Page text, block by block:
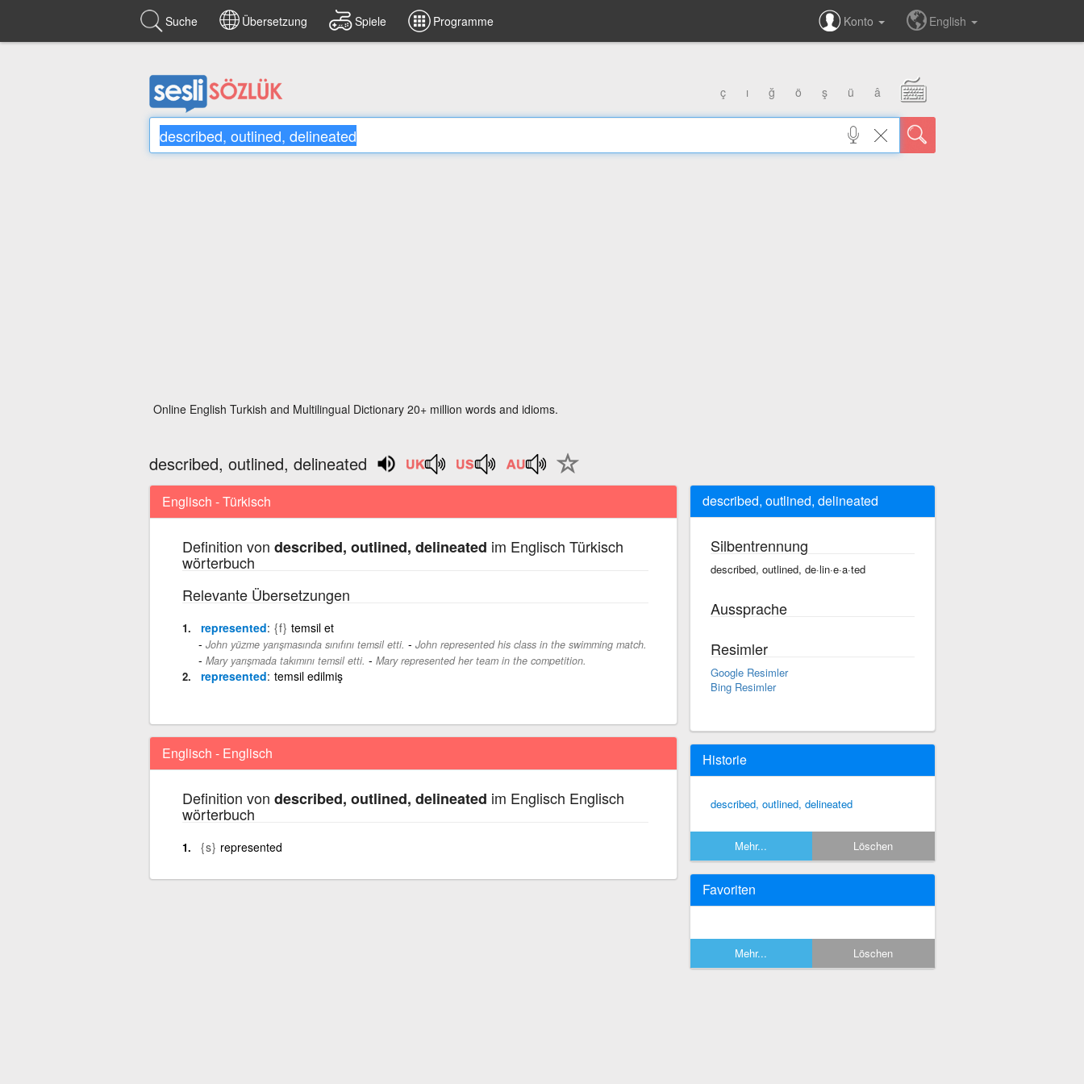
Suche Übersetzung Spiele Programme Konto English
ç ı ğ ö ş ü â
Online English Turkish and Multilingual Dictionary 20+ million words and idioms.
described, outlined, delineated
Englisch - Türkisch
Definition von described, outlined, delineated im Englisch Türkisch
wörterbuch
Relevante Übersetzungen
represented {f} temsil et
John yüzme yarışmasında sınıfını temsil etti. - John represented his class in the swimming match.
Mary yarışmada takımını temsil etti. - Mary represented her team in the competition.
represented temsil edilmiş
Englisch - Englisch
Definition von described, outlined, delineated im Englisch Englisch
wörterbuch
{s} represented
described, outlined, delineated
Silbentrennung
described, outlined, de·lin·e·a·ted
Aussprache
Resimler
Google Resimler
Bing Resimler
Historie
described, outlined, delineated
Mehr... Löschen
Favoriten
Mehr... Löschen